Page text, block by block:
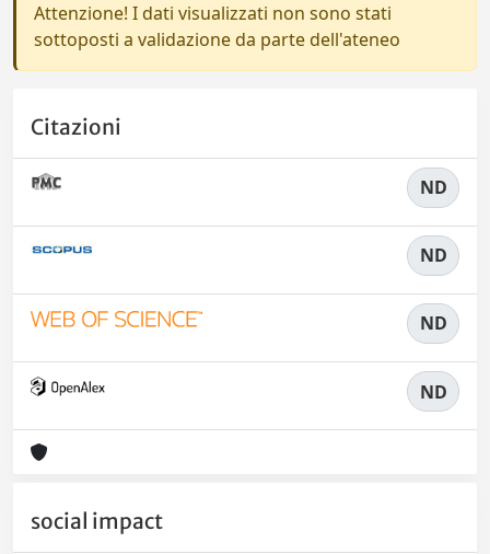
Attenzione! I dati visualizzati non sono stati
sottoposti a validazione da parte dell'ateneo
Citazioni
ND
ND
ND
ND
social impact